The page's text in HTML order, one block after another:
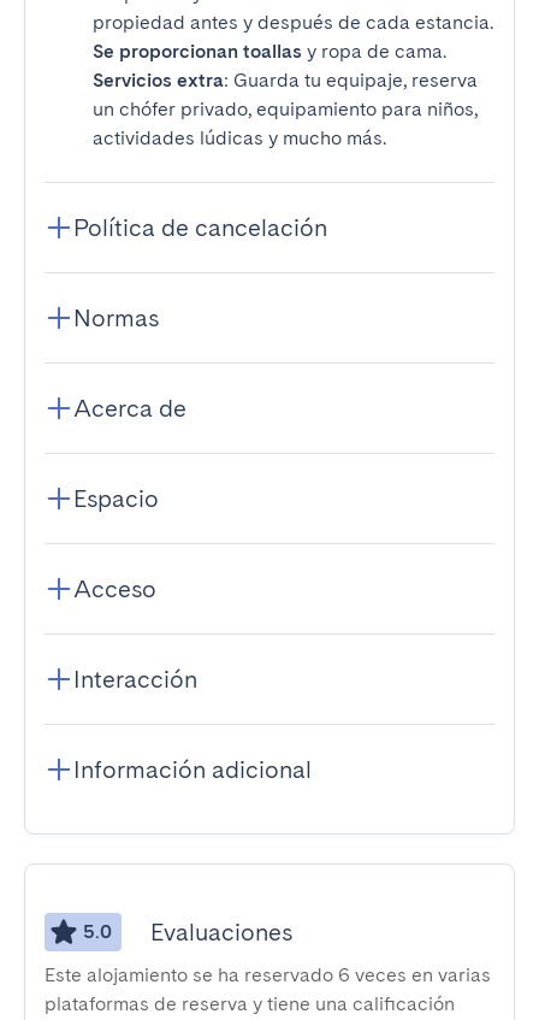
propiedad antes y después de cada estancia.
Se proporcionan toallas y ropa de cama.
Servicios extra: Guarda tu equipaje, reserva
un chófer privado, equipamiento para niños,
actividades lúdicas y mucho más.
Política de cancelación
Normas
Acerca de
Espacio
Acceso
Interacción
Información adicional
5.0 Evaluaciones
Este alojamiento se ha reservado 6 veces en varias
plataformas de reserva y tiene una calificación